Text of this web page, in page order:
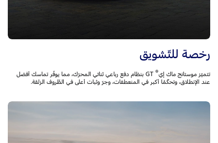
رخصة للتّشويق
تتميّز موستانج ماك إي®
GT بنظام دفع رباعي ثنائي المحرّك، مما يوفّر تماسك أفضل
عند الإنطلاق، وتحكّمًا أكبر في المنعطفات، وجرّ وثبات أعلى في الظّروف الزلقة.